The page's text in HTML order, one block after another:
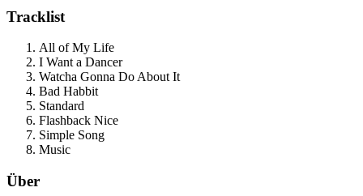
Tracklist
All of My Life
I Want a Dancer
Watcha Gonna Do About It
Bad Habbit
Standard
Flashback Nice
Simple Song
Music
Über